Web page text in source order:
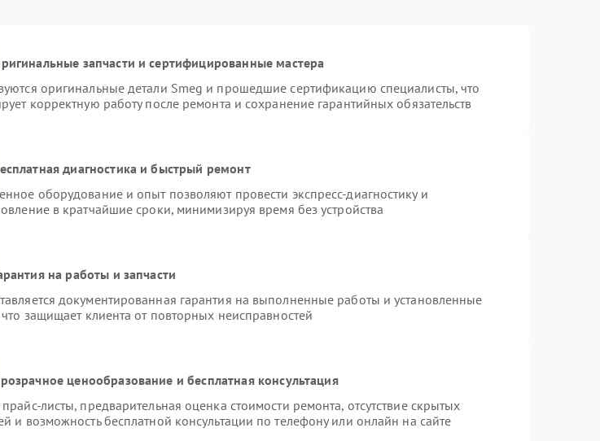
запчасти и сертифицированные мастера
оригинальные детали Smeg и прошедшие сертификацию специалисты, что
корректную работу после ремонта и сохранение гарантийных обязательств
диагностика и быстрый ремонт
оборудование и опыт позволяют провести экспресс-диагностику и
в кратчайшие сроки, минимизируя время без устройства
на работы и запчасти
документированная гарантия на выполненные работы и установленные
что защищает клиента от повторных неисправностей
ценообразование и бесплатная консультация
листы, предварительная оценка стоимости ремонта, отсутствие скрытых
и возможность бесплатной консультации по телефону или онлайн на сайте